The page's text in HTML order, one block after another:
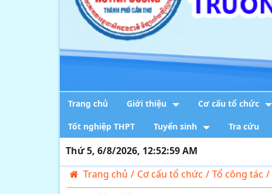
Trang chủ Giới thiệu Cơ cấu tổ chức
Tốt nghiệp THPT Tuyển sinh Tra cứu
Thứ 5, 6/8/2026, 12:52:59 AM
Trang chủ / Cơ cấu tổ chức / Tổ công tác /